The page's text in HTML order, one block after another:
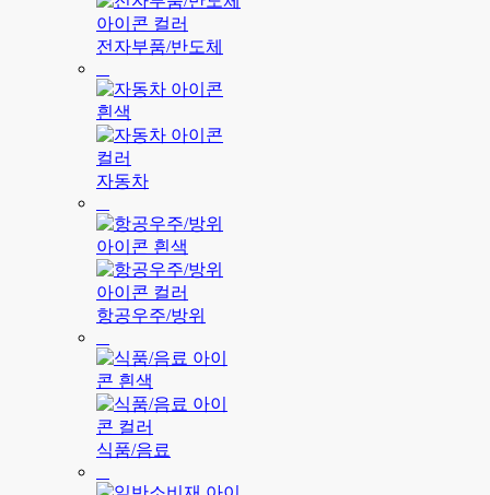
전자부품/반도체
자동차
항공우주/방위
식품/음료